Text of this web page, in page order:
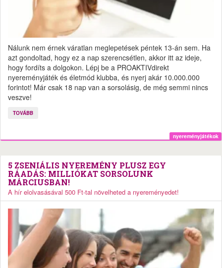
Nálunk nem érnek váratlan meglepetések péntek 13-án sem. Ha
azt gondoltad, hogy ez a nap szerencsétlen, akkor itt az ideje,
hogy fordíts a dolgokon. Lépj be a PROAKTIVdirekt
nyereményjáték és életmód klubba, és nyerj akár 10.000.000
forintot! Már csak 18 nap van a sorsolásig, de még semmi nincs
veszve!
TOVÁBB
nyereményjátékok
5 ZSENIÁLIS NYEREMÉNY PLUSZ EGY
RÁADÁS: MILLIÓKAT SORSOLUNK
MÁRCIUSBAN!
A hír elolvasásával 500 Ft-tal növelheted a nyereményedet!